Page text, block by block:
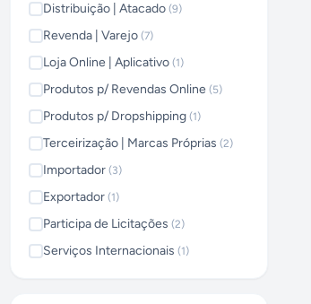
Distribuição | Atacado (9)
Revenda | Varejo (7)
Loja Online | Aplicativo (1)
Produtos p/ Revendas Online (5)
Produtos p/ Dropshipping (1)
Terceirização | Marcas Próprias (2)
Importador (3)
Exportador (1)
Participa de Licitações (2)
Serviços Internacionais (1)